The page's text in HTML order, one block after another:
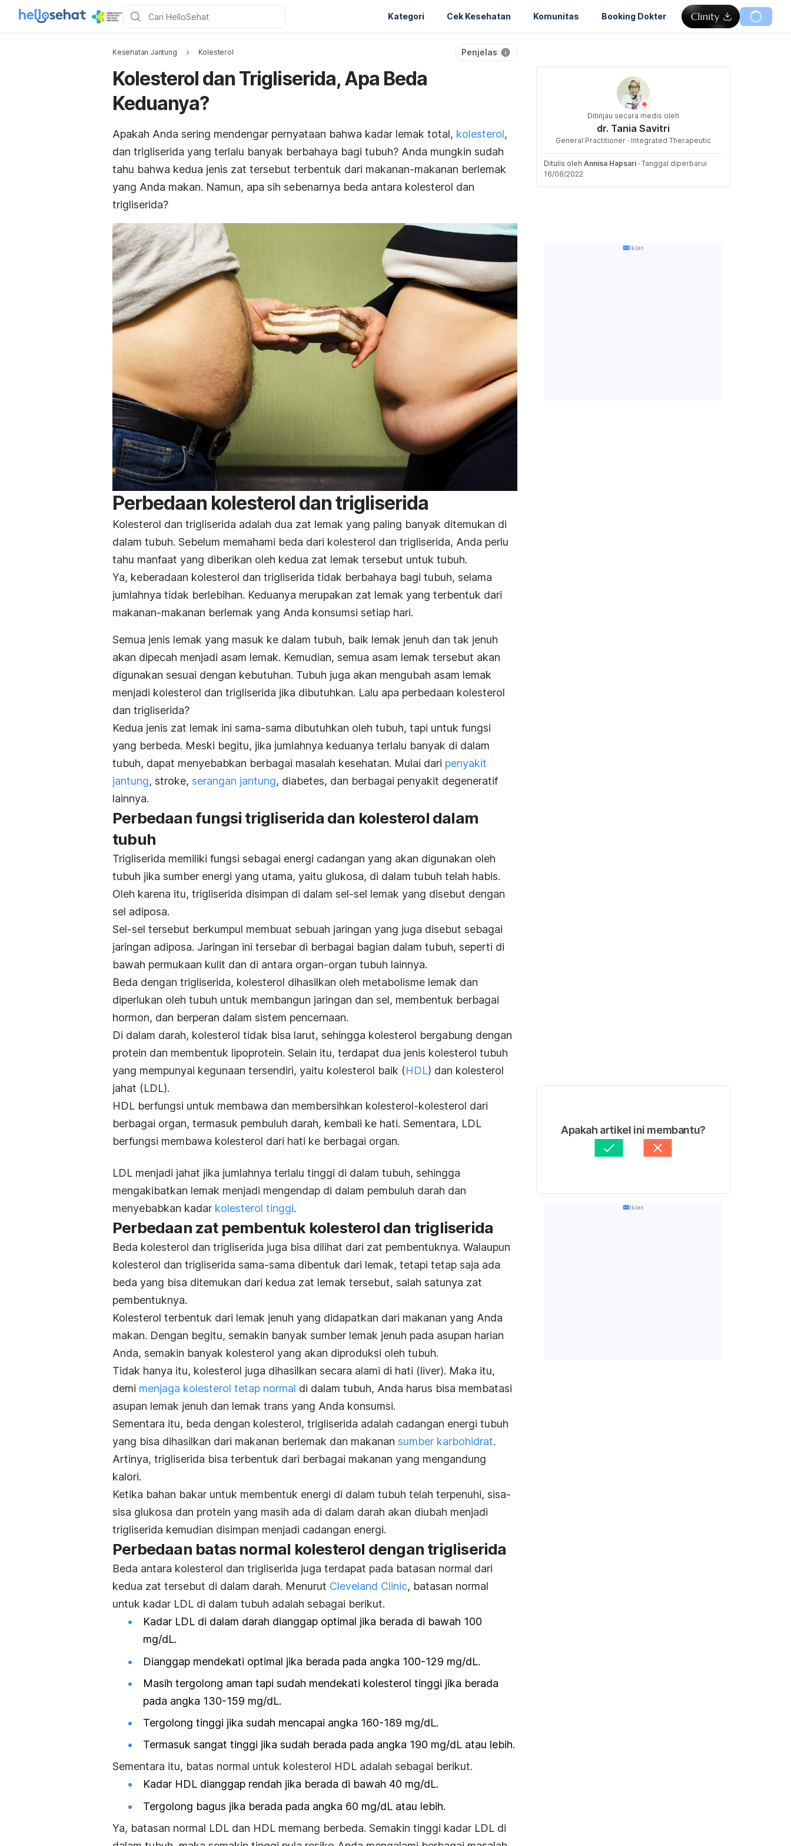
Kategori Cek Kesehatan Komunitas Booking Dokter
Kesehatan Jantung Kolesterol Penjelas
Kolesterol dan Trigliserida, Apa Beda
Keduanya?
Apakah Anda sering mendengar pernyataan bahwa kadar lemak total, kolesterol,
dan trigliserida yang terlalu banyak berbahaya bagi tubuh? Anda mungkin sudah
tahu bahwa kedua jenis zat tersebut terbentuk dari makanan-makanan berlemak
yang Anda makan. Namun, apa sih sebenarnya beda antara kolesterol dan
trigliserida?
Perbedaan kolesterol dan trigliserida
Kolesterol dan trigliserida adalah dua zat lemak yang paling banyak ditemukan di
dalam tubuh. Sebelum memahami beda dari kolesterol dan trigliserida, Anda perlu
tahu manfaat yang diberikan oleh kedua zat lemak tersebut untuk tubuh.
Ya, keberadaan kolesterol dan trigliserida tidak berbahaya bagi tubuh, selama
jumlahnya tidak berlebihan. Keduanya merupakan zat lemak yang terbentuk dari
makanan-makanan berlemak yang Anda konsumsi setiap hari.
Semua jenis lemak yang masuk ke dalam tubuh, baik lemak jenuh dan tak jenuh
akan dipecah menjadi asam lemak. Kemudian, semua asam lemak tersebut akan
digunakan sesuai dengan kebutuhan. Tubuh juga akan mengubah asam lemak
menjadi kolesterol dan trigliserida jika dibutuhkan. Lalu apa perbedaan kolesterol
dan trigliserida?
Kedua jenis zat lemak ini sama-sama dibutuhkan oleh tubuh, tapi untuk fungsi
yang berbeda. Meski begitu, jika jumlahnya keduanya terlalu banyak di dalam
tubuh, dapat menyebabkan berbagai masalah kesehatan. Mulai dari penyakit
jantung, stroke, serangan jantung, diabetes, dan berbagai penyakit degeneratif
lainnya.
Perbedaan fungsi trigliserida dan kolesterol dalam
tubuh
Trigliserida memiliki fungsi sebagai energi cadangan yang akan digunakan oleh
tubuh jika sumber energi yang utama, yaitu glukosa, di dalam tubuh telah habis.
Oleh karena itu, trigliserida disimpan di dalam sel-sel lemak yang disebut dengan
sel adiposa.
Sel-sel tersebut berkumpul membuat sebuah jaringan yang juga disebut sebagai
jaringan adiposa. Jaringan ini tersebar di berbagai bagian dalam tubuh, seperti di
bawah permukaan kulit dan di antara organ-organ tubuh lainnya.
Beda dengan trigliserida, kolesterol dihasilkan oleh metabolisme lemak dan
diperlukan oleh tubuh untuk membangun jaringan dan sel, membentuk berbagai
hormon, dan berperan dalam sistem pencernaan.
Di dalam darah, kolesterol tidak bisa larut, sehingga kolesterol bergabung dengan
protein dan membentuk lipoprotein. Selain itu, terdapat dua jenis kolesterol tubuh
yang mempunyai kegunaan tersendiri, yaitu kolesterol baik (HDL) dan kolesterol
jahat (LDL).
HDL berfungsi untuk membawa dan membersihkan kolesterol-kolesterol dari
berbagai organ, termasuk pembuluh darah, kembali ke hati. Sementara, LDL
berfungsi membawa kolesterol dari hati ke berbagai organ.
LDL menjadi jahat jika jumlahnya terlalu tinggi di dalam tubuh, sehingga
mengakibatkan lemak menjadi mengendap di dalam pembuluh darah dan
menyebabkan kadar kolesterol tinggi.
Perbedaan zat pembentuk kolesterol dan trigliserida
Beda kolesterol dan trigliserida juga bisa dilihat dari zat pembentuknya. Walaupun
kolesterol dan trigliserida sama-sama dibentuk dari lemak, tetapi tetap saja ada
beda yang bisa ditemukan dari kedua zat lemak tersebut, salah satunya zat
pembentuknya.
Kolesterol terbentuk dari lemak jenuh yang didapatkan dari makanan yang Anda
makan. Dengan begitu, semakin banyak sumber lemak jenuh pada asupan harian
Anda, semakin banyak kolesterol yang akan diproduksi oleh tubuh.
Tidak hanya itu, kolesterol juga dihasilkan secara alami di hati (liver). Maka itu,
demi menjaga kolesterol tetap normal di dalam tubuh, Anda harus bisa membatasi
asupan lemak jenuh dan lemak trans yang Anda konsumsi.
Sementara itu, beda dengan kolesterol, trigliserida adalah cadangan energi tubuh
yang bisa dihasilkan dari makanan berlemak dan makanan sumber karbohidrat.
Artinya, trigliserida bisa terbentuk dari berbagai makanan yang mengandung
kalori.
Ketika bahan bakar untuk membentuk energi di dalam tubuh telah terpenuhi, sisa-
sisa glukosa dan protein yang masih ada di dalam darah akan diubah menjadi
trigliserida kemudian disimpan menjadi cadangan energi.
Perbedaan batas normal kolesterol dengan trigliserida
Beda antara kolesterol dan trigliserida juga terdapat pada batasan normal dari
kedua zat tersebut di dalam darah. Menurut Cleveland Clinic, batasan normal
untuk kadar LDL di dalam tubuh adalah sebagai berikut.
Kadar LDL di dalam darah dianggap optimal jika berada di bawah 100
mg/dL.
Dianggap mendekati optimal jika berada pada angka 100-129 mg/dL.
Masih tergolong aman tapi sudah mendekati kolesterol tinggi jika berada
pada angka 130-159 mg/dL.
Tergolong tinggi jika sudah mencapai angka 160-189 mg/dL.
Termasuk sangat tinggi jika sudah berada pada angka 190 mg/dL atau lebih.
Sementara itu, batas normal untuk kolesterol HDL adalah sebagai berikut.
Kadar HDL dianggap rendah jika berada di bawah 40 mg/dL.
Tergolong bagus jika berada pada angka 60 mg/dL atau lebih.
Ya, batasan normal LDL dan HDL memang berbeda. Semakin tinggi kadar LDL di
Ditinjau secara medis oleh
dr. Tania Savitri
General Practitioner · Integrated Therapeutic
Ditulis oleh Annisa Hapsari · Tanggal diperbarui
16/08/2022
Iklan
Apakah artikel ini membantu?
Iklan